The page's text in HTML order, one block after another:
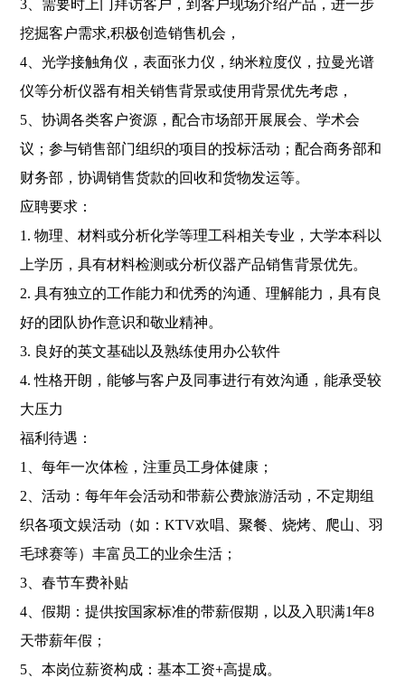
3、需要时上门拜访客户，到客户现场介绍产品，进一步
挖掘客户需求,积极创造销售机会，
4、光学接触角仪，表面张力仪，纳米粒度仪，拉曼光谱
仪等分析仪器有相关销售背景或使用背景优先考虑，
5、协调各类客户资源，配合市场部开展展会、学术会
议；参与销售部门组织的项目的投标活动；配合商务部和
财务部，协调销售货款的回收和货物发运等。
应聘要求：
1. 物理、材料或分析化学等理工科相关专业，大学本科以
上学历，具有材料检测或分析仪器产品销售背景优先。
2. 具有独立的工作能力和优秀的沟通、理解能力，具有良
好的团队协作意识和敬业精神。
3. 良好的英文基础以及熟练使用办公软件
4. 性格开朗，能够与客户及同事进行有效沟通，能承受较
大压力
福利待遇：
1、每年一次体检，注重员工身体健康；
2、活动：每年年会活动和带薪公费旅游活动，不定期组
织各项文娱活动（如：KTV欢唱、聚餐、烧烤、爬山、羽
毛球赛等）丰富员工的业余生活；
3、春节车费补贴
4、假期：提供按国家标准的带薪假期，以及入职满1年8
天带薪年假；
5、本岗位薪资构成：基本工资+高提成。